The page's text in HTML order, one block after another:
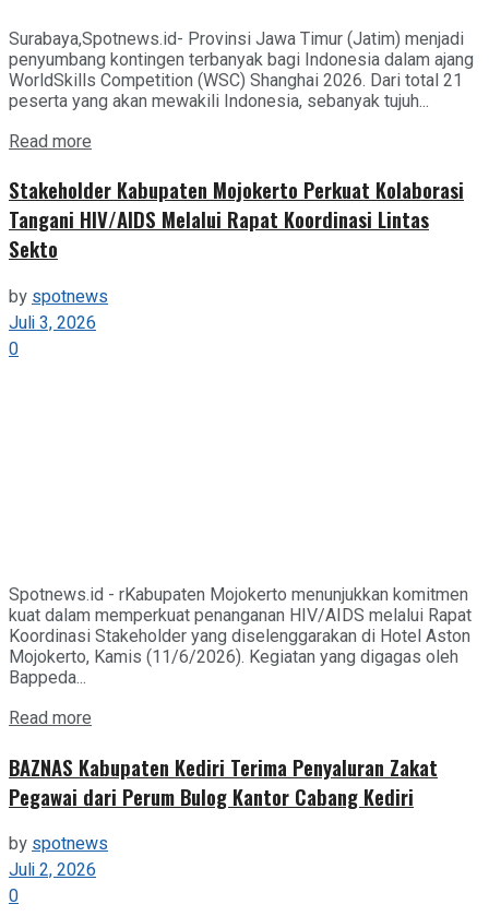
Surabaya,Spotnews.id- Provinsi Jawa Timur (Jatim) menjadi
penyumbang kontingen terbanyak bagi Indonesia dalam ajang
WorldSkills Competition (WSC) Shanghai 2026. Dari total 21
peserta yang akan mewakili Indonesia, sebanyak tujuh...
Read more
Stakeholder Kabupaten Mojokerto Perkuat Kolaborasi
Tangani HIV/AIDS Melalui Rapat Koordinasi Lintas
Sekto
byspotnews
Juli 3, 2026
0
Spotnews.id - rKabupaten Mojokerto menunjukkan komitmen
kuat dalam memperkuat penanganan HIV/AIDS melalui Rapat
Koordinasi Stakeholder yang diselenggarakan di Hotel Aston
Mojokerto, Kamis (11/6/2026). Kegiatan yang digagas oleh
Bappeda...
Read more
BAZNAS Kabupaten Kediri Terima Penyaluran Zakat
Pegawai dari Perum Bulog Kantor Cabang Kediri
byspotnews
Juli 2, 2026
0